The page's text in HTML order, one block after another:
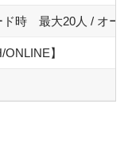
ド時 最大20人 / オー
】